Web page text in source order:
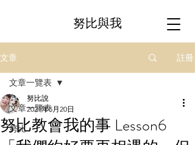
努比與我
文章 註冊
文章一覽表
努比
文章一覽表
努比教會我的事 Lesson6
努比說
2021年5月20日